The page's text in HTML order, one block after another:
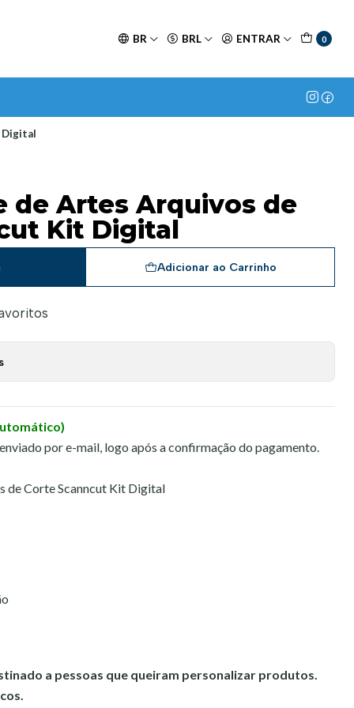
BR BRL ENTRAR 0
Digital
de Artes Arquivos de
Kit Digital
Adicionar ao Carrinho
por e-mail, logo após a confirmação do pagamento.
de Corte Scanncut Kit Digital
a pessoas que queiram personalizar produtos.